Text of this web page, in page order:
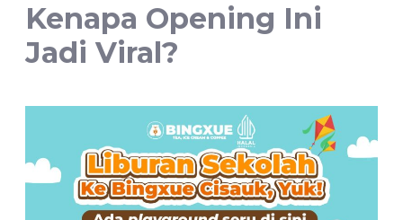
Kenapa Opening Ini
Jadi Viral?